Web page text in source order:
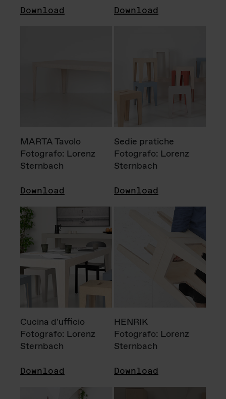
Download Download
MARTA Tavolo
Fotografo: Lorenz
Sternbach
Download
Sedie pratiche
Fotografo: Lorenz
Sternbach
Download
Cucina d'ufficio
Fotografo: Lorenz
Sternbach
Download
HENRIK
Fotografo: Lorenz
Sternbach
Download